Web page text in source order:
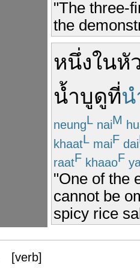
"The three-
the
หนึ่งในหั
น้ำบูดูที่น
neungL naiM
khaatL maiF dai
raatF khaaoF
"One of the
cannot be
spicy rice
[verb]